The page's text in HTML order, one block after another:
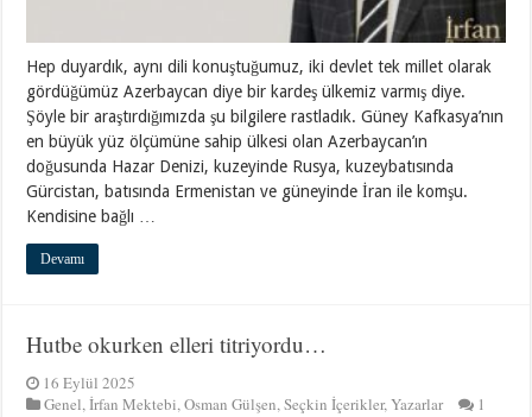
Hep duyardık, aynı dili konuştuğumuz, iki devlet tek millet olarak
gördüğümüz Azerbaycan diye bir kardeş ülkemiz varmış diye.
Şöyle bir araştırdığımızda şu bilgilere rastladık. Güney Kafkasya’nın
en büyük yüz ölçümüne sahip ülkesi olan Azerbaycan’ın
doğusunda Hazar Denizi, kuzeyinde Rusya, kuzeybatısında
Gürcistan, batısında Ermenistan ve güneyinde İran ile komşu.
Kendisine bağlı …
Devamı
Hutbe okurken elleri titriyordu…
16 Eylül 2025
Genel,İrfan Mektebi,Osman Gülşen,Seçkin İçerikler,Yazarlar 1